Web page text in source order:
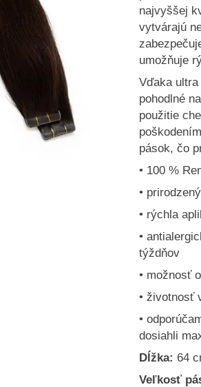
najvyššej
vytvárajú
umožňuje
Vďaka
pohodlné
použitie
pások, čo
• 100 %
•
• rýchla
•
týždňov
• možnosť
• životnosť
•
dosiahli
Dĺžka: 64
Veľkosť